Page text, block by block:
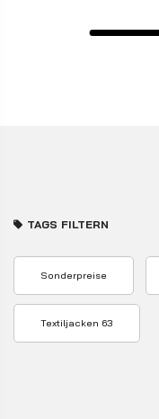
TAGS FILTERN
Sonderpreise
Textiljacken 63